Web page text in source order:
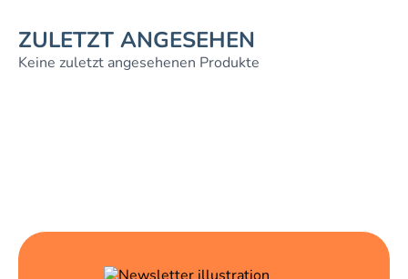
ZULETZT ANGESEHEN
Keine zuletzt angesehenen Produkte